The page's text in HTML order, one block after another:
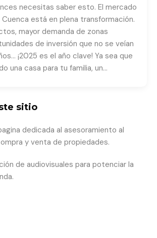
necesitas saber esto. El mercado
Cuenca está en plena transformación.
mayor demanda de zonas
de inversión que no se veían
¡2025 es el año clave! Ya sea que
una casa para tu familia, un…
sitio
dedicada al asesoramiento al
y venta de propiedades.
de audiovisuales para potenciar la